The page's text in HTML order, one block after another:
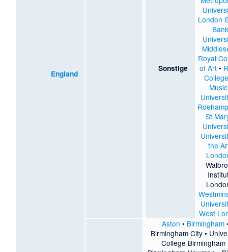
England
Sonstige
London
Royal
of Art•
Music
St
the
West
Aston • Birmingham
Birmingham City•
College Birmingham